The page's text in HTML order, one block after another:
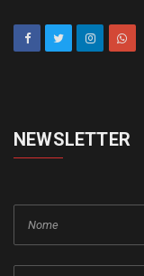
NEWSLETTER